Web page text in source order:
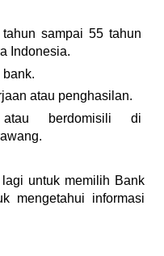
sampai 55 tahun
Indonesia.
bank.
atau penghasilan.
berdomisili di
untuk memilih Bank
mengetahui informasi